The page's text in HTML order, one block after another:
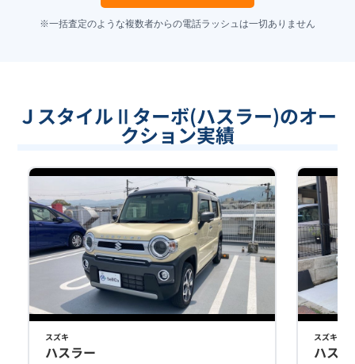
※一括査定のような複数者からの電話ラッシュは一切ありません
ＪスタイルⅡターボ(ハスラー)のオー
クション実績
スズキ
ハスラー
スズキ
ハス